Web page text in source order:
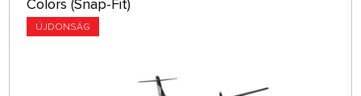
Colors (Snap-Fit)
ÚJDONSÁG